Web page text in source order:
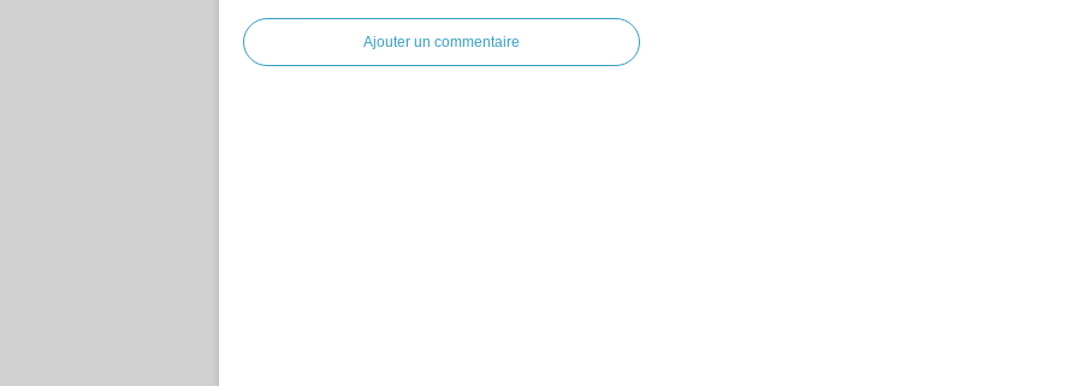
Ajouter un commentaire